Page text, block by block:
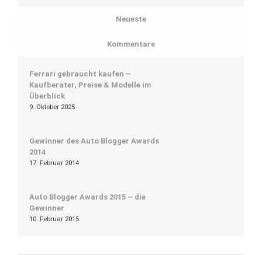
Neueste
Kommentare
Ferrari gebraucht kaufen –
Kaufberater, Preise & Modelle im
Überblick
9. Oktober 2025
Gewinner des Auto Blogger Awards
2014
17. Februar 2014
Auto Blogger Awards 2015 – die
Gewinner
10. Februar 2015